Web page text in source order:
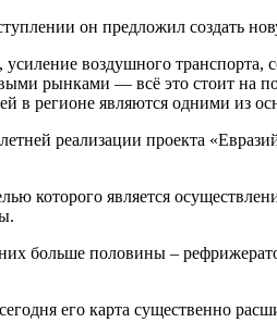
он предложил создать
воздушного транспорта,
рынками — всё это стоит на
в регионе являются одними из
реализации проекта
которого является
больше половины –
его карта существенно